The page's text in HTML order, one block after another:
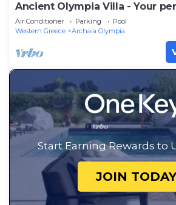
Ancient Olympia Villa - Your
vacation!
Air Conditioner Parking
Pool
Western Greece
Archaia Olympia
Start Earning Rewards to
JOIN TODAY